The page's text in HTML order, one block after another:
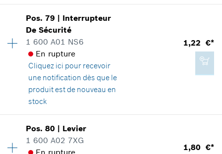
1,22 €*
Ajouter au panier
0,76 €*
*Tous les prix sont TTC hors frais de port
Ajouter au panier
Groupe de prix:-
Informations pièces détachées
Adaptable sur outils
Positionner dans la vue éclatée
Pos.79 | Interrupteur
De Sécurité
1 600 A01 NS6
En rupture
Cliquez ici pour recevoir
une notification dès que le
produit est de nouveau en
stock
1,22 €*
Groupe de prix:
Informations pièces détachées
Pos.80 | Levier
1 600 A02 7XG
1,80 €*